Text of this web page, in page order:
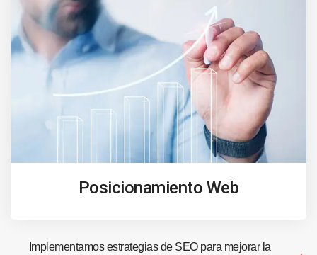
Posicionamiento Web
Implementamos estrategias de SEO para mejorar la